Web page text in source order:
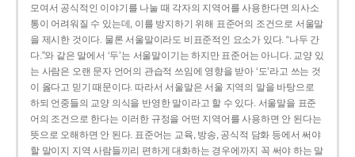
모여서 공식적인 이야기를 나눌 때 각자의 지역어를 사용한다면 의사소
통이 어려워질 수 있는데, 이를 방지하기 위해 표준어의 조건으로 서울말
을 제시한 것이다. 물론 서울말이라도 비표준적인 요소가 있다. “나두 간
다.”와 같은 말에서 ‘두’는 서울말이기는 하지만 표준어는 아니다. 교양 있
는 사람은 오랜 문자 언어의 관습적 쓰임에 영향을 받아 ‘도’라고 쓰는 것
이 옳다고 믿기 때문이다. 따라서 서울말은 서울 지역의 말을 바탕으로
하되 언중들의 교양 의식을 반영한 말이라고 할 수 있다. 서울말을 표준
어의 조건으로 한다는 이러한 규정을 어떤 지역어를 사용하면 안 된다는
뜻으로 오해하면 안 된다. 표준어는 교육, 방송, 공식적 담화 등에서 써야
할 말이지 지역 사람들끼리 편하게 대화하는 경우에까지 꼭 써야 하는 말